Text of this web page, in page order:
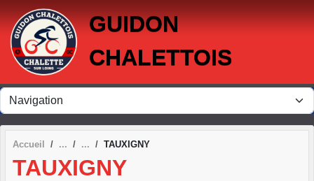
GUIDON
CHALETTOIS
Accueil TAUXIGNY
TAUXIGNY
Panneau de gestion des cookies